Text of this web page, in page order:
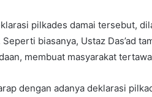
pilkades damai tersebut,
Seperti biasanya, Ustaz Das’ad
membuat masyarakat
dengan adanya deklarasi